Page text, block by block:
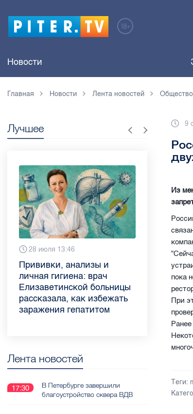
Новости
Главная Новости Лента новостей Общество
9
Из
пока
При
Теги:
Лучшее
Сегодня 9:02
Piter.TV находится в
ТОП-10 рейтинга самых
цитируемых СМИ
Петербурга и Ленобласти
во II квартале 2026 года
28 июля 13:46
Прививки, анализы и
личная гигиена: врач
Елизаветинской больницы
рассказала, как избежать
заражения гепатитом
13 июля 9:05
Как обезопасить ребенка
летом: советы педиатра
для родителей
3 июля 11:56
Проходные баллы в вузах
СПб — 2026: где самый
высокий и самый низкий
конкурс
23 июня 9:10
Врач назвала неожиданные
причины воспаления
ахиллова сухожилия летом
16 июня 11:37
Декрет без потери дохода:
эксперт рассказала о
возможностях для
работающих родителей
11 июня 12:37
Что такое рассеянный
склероз: невролог
Елизаветинской больницы
ответила на главные
вопросы о заболевании
3 июня 10:02
Бамбл с вишней и лимонад
с имбирем: какие напитки
можно приготовить дома в
жару
Лента новостей
17:30
В Петербурге завершили
благоустройство сквера ВДВ